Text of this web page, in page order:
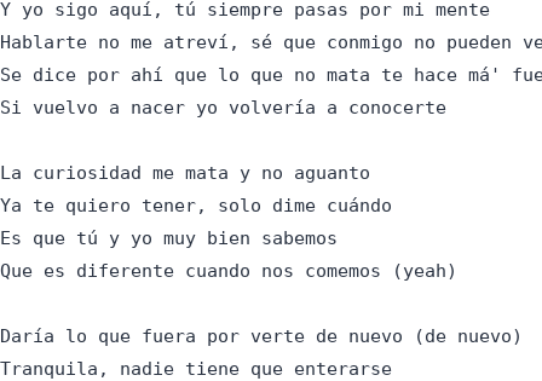
Y yo sigo aquí, tú siempre pasas por mi mente
Hablarte no me atreví, sé que conmigo no pueden
Se dice por ahí que lo que no mata te hace má'
Si vuelvo a nacer yo volvería a conocerte
La curiosidad me mata y no aguanto
Ya te quiero tener, solo dime cuándo
Es que tú y yo muy bien sabemos
Que es diferente cuando nos comemos (yeah)
Daría lo que fuera por verte de nuevo (de nuevo)
Tranquila, nadie tiene que enterarse